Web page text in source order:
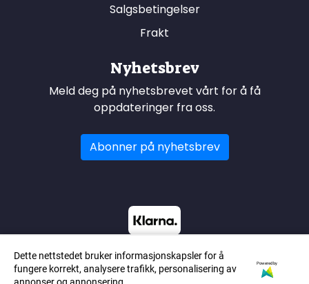
Salgsbetingelser
Frakt
Nyhetsbrev
Meld deg på nyhetsbrevet vårt for å få
oppdateringer fra oss.
Abonner på nyhetsbrev
Dette nettstedet bruker informasjonskapsler for å
fungere korrekt, analysere trafikk, personalisering av
Powered by